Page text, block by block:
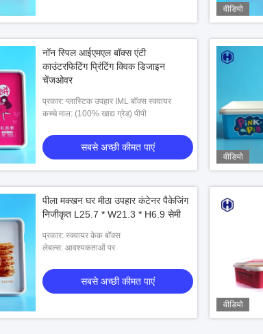
वीडियो
नॉन स्पिल आईएमएल बॉक्स एंटी
काउंटरफिटिंग प्रिंटिंग क्विक डिजाइन
चेंजओवर
प्रकार: प्लास्टिक उपहार IML बॉक्स स्क्वायर
कच्चे माल: (100% खाद्य ग्रेड) पीपी
सबसे अच्छी कीमत पाएं
वीडियो
पीला मक्खन घर मीठा उपहार कंटेनर पैकेजिंग
निजीकृत L25.7 * W21.3 * H6.9 सेमी
प्रकार: स्क्वायर केक बॉक्स
लेबल्स: आवश्यकताओं पर
सबसे अच्छी कीमत पाएं
वीडियो